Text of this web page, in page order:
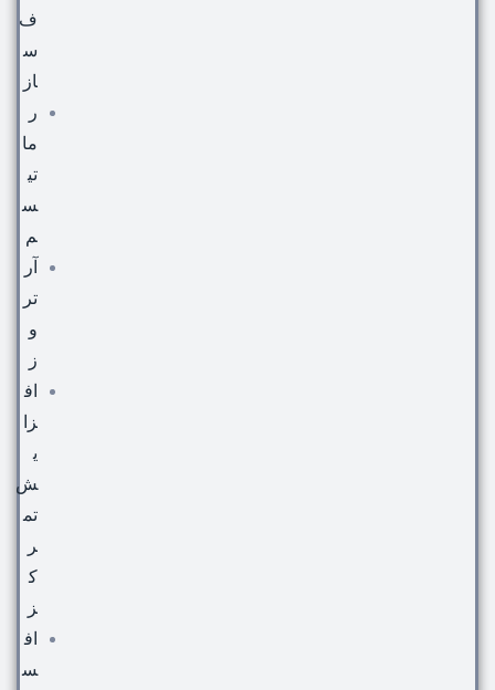
ف
س
از
ر
ما
تی
س
م
آر
تر
و
ز
اف
زا
ی
ش
تم
ر
ک
ز
اف
س